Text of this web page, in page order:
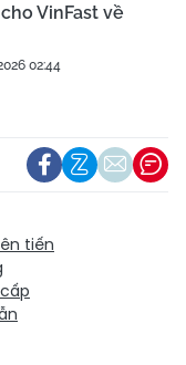
VinFast về
02:44
tiến